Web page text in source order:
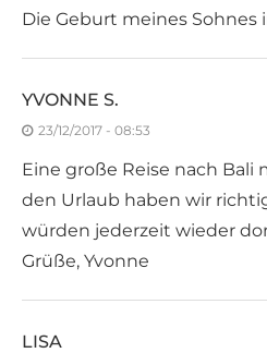
Die Geburt meines Sohnes
YVONNE S.
23/12/2017 - 08:53
Eine große Reise nach
den Urlaub haben wir
würden jederzeit wieder
Grüße, Yvonne
LISA